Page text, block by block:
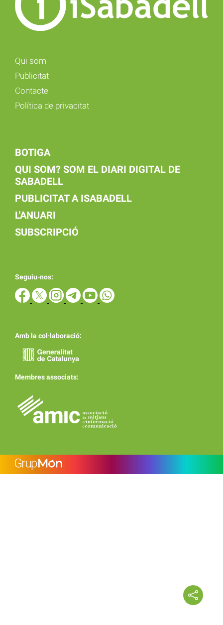
Qui som
Publicitat
Contacte
Política de privacitat
BOTIGA
QUI SOM? SOM EL DIARI DIGITAL DE
SABADELL
PUBLICITAT A ISABADELL
L'ANUARI
SUBSCRIPCIÓ
Seguiu-nos:
Amb la col·laboració:
Membres associats: